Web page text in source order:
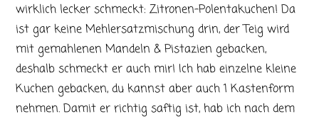
wirklich lecker schmeckt: Zitronen-Polentakuchen! Da
ist gar keine Mehlersatzmischung drin, der Teig wird
mit gemahlenen Mandeln & Pistazien gebacken,
deshalb schmeckt er auch mir! Ich hab einzelne kleine
Kuchen gebacken, du kannst aber auch 1 Kastenform
nehmen. Damit er richtig saftig ist, hab ich nach dem